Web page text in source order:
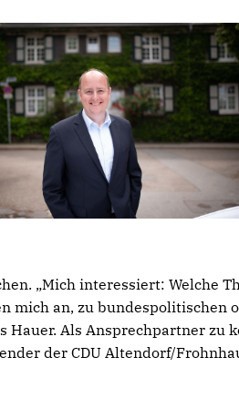
„Mich interessiert: Welche
mich an, zu bundespolitischen
Hauer. Als Ansprechpartner zu
der CDU Altendorf/